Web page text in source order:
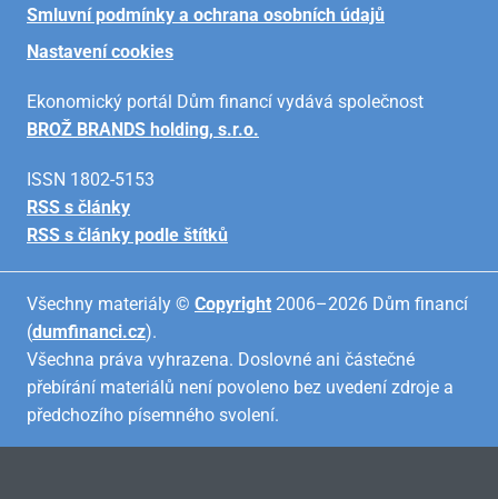
Smluvní podmínky a ochrana osobních údajů
Nastavení cookies
Ekonomický portál Dům financí vydává společnost
BROŽ BRANDS holding, s.r.o.
ISSN 1802-5153
RSS s články
RSS s články podle štítků
Všechny materiály © Copyright 2006–2026 Dům financí
(dumfinanci.cz).
Všechna práva vyhrazena. Doslovné ani částečné
přebírání materiálů není povoleno bez uvedení zdroje a
předchozího písemného svolení.